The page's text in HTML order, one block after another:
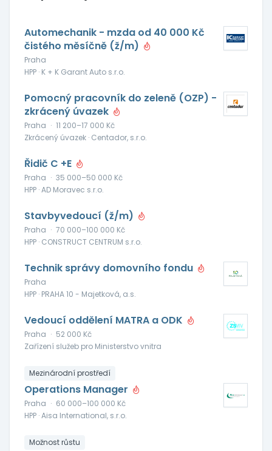
Automechanik - mzda od 40 000 Kč
čistého měsíčně (ž/m)
Praha
HPP · K + K Garant Auto s.r.o.
Pomocný pracovník do zeleně (OZP) -
zkrácený úvazek
Praha · 11 200–17 000 Kč
Zkrácený úvazek · Centador, s.r.o.
Řidič C +E
Praha · 35 000–50 000 Kč
HPP · AD Moravec s.r.o.
Stavbyvedoucí (ž/m)
Praha · 70 000–100 000 Kč
HPP · CONSTRUCT CENTRUM s.r.o.
Technik správy domovního fondu
Praha
HPP · PRAHA 10 - Majetková, a.s.
Vedoucí oddělení MATRA a ODK
Praha · 52 000 Kč
Zařízení služeb pro Ministerstvo vnitra
Mezinárodní prostředí
Operations Manager
Praha · 60 000–100 000 Kč
HPP · Aisa International, s.r.o.
Možnost růstu